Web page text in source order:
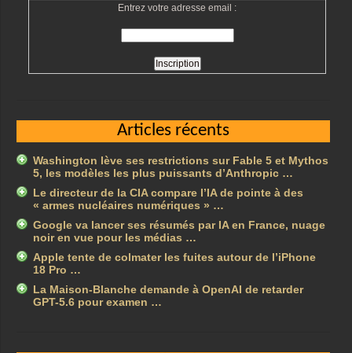
Entrez votre adresse email :
Articles récents
Washington lève ses restrictions sur Fable 5 et Mythos
5, les modèles les plus puissants d’Anthropic …
Le directeur de la CIA compare l’IA de pointe à des
« armes nucléaires numériques » …
Google va lancer ses résumés par IA en France, nuage
noir en vue pour les médias …
Apple tente de colmater les fuites autour de l’iPhone
18 Pro …
La Maison-Blanche demande à OpenAI de retarder
GPT-5.6 pour examen …